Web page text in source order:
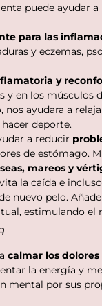
puede ayudar
para las
y eczemas,
y
y en los músculos
nos ayudara a
deporte.
a reducir
de estómago.
mareos y
la caída e
nuevo pelo.
estimulando el
calmar los dolores
la energía y
mental por sus